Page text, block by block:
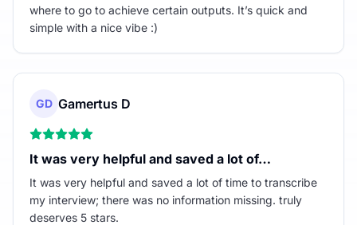
where to go to achieve certain outputs. It’s quick and
simple with a nice vibe :)
GD Gamertus D
It was very helpful and saved a lot of…
It was very helpful and saved a lot of time to transcribe
my interview; there was no information missing. truly
deserves 5 stars.